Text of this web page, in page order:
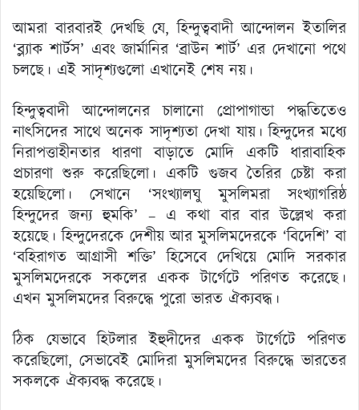
আমরা বারবারই দেখছি যে, হিন্দুত্ববাদী আন্দোলন ইতালির
‘ব্ল্যাক শার্টস’ এবং জার্মানির ‘ব্রাউন শার্ট’ এর দেখানো পথে
চলছে। এই সাদৃশ্যগুলো এখানেই শেষ নয়।
হিন্দুত্ববাদী আন্দোলনের চালানো প্রোপাগান্ডা পদ্ধতিতেও
নাৎসিদের সাথে অনেক সাদৃশ্যতা দেখা যায়। হিন্দুদের মধ্যে
নিরাপত্তাহীনতার ধারণা বাড়াতে মোদি একটি ধারাবাহিক
প্রচারণা শুরু করেছিলো। একটি গুজব তৈরির চেষ্টা করা
হয়েছিলো। সেখানে ‘সংখ্যালঘু মুসলিমরা সংখ্যাগরিষ্ঠ
হিন্দুদের জন্য হুমকি’ – এ কথা বার বার উল্লেখ করা
হয়েছে। হিন্দুদেরকে দেশীয় আর মুসলিমদেরকে ‘বিদেশি’ বা
‘বহিরাগত আগ্রাসী শক্তি’ হিসেবে দেখিয়ে মোদি সরকার
মুসলিমদেরকে সকলের একক টার্গেটে পরিণত করেছে।
এখন মুসলিমদের বিরুদ্ধে পুরো ভারত ঐক্যবদ্ধ।
ঠিক যেভাবে হিটলার ইহুদীদের একক টার্গেটে পরিণত
করেছিলো, সেভাবেই মোদিরা মুসলিমদের বিরুদ্ধে ভারতের
সকলকে ঐক্যবদ্ধ করেছে।